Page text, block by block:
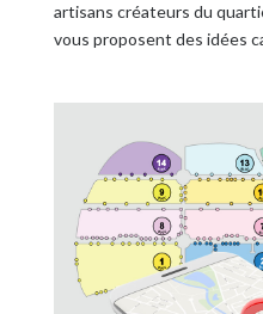
artisans créateurs du
vous proposent des idées